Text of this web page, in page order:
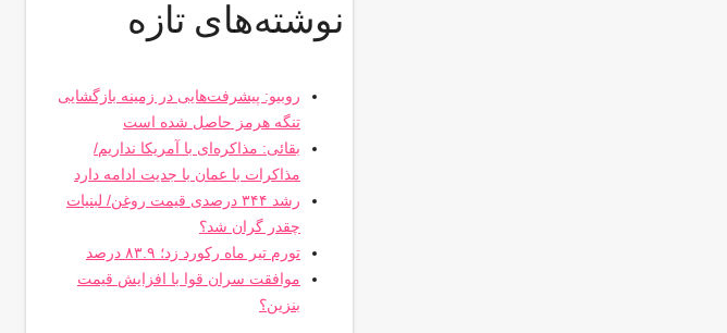
نوشته‌های تازه
روبیو: پیشرفت‌هایی در زمینه بازگشایی
تنگه هرمز حاصل شده است
بقائی: مذاکره‌ای با آمریکا نداریم/
مذاکرات با عمان با جدیت ادامه دارد
رشد ۳۴۴ درصدی قیمت روغن/ لبنیات
چقدر گران شد؟
تورم تیر ماه رکورد زد؛ ۸۳.۹ درصد
موافقت سران قوا با افزایش قیمت
بنزین؟